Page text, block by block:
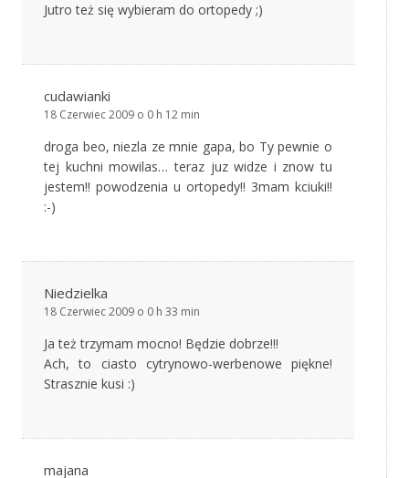
Jutro też się wybieram do ortopedy ;)
cudawianki
18 Czerwiec 2009 o 0 h 12 min
droga beo, niezla ze mnie gapa, bo Ty pewnie o
tej kuchni mowilas… teraz juz widze i znow tu
jestem!! powodzenia u ortopedy!! 3mam kciuki!!
:-)
Niedzielka
18 Czerwiec 2009 o 0 h 33 min
Ja też trzymam mocno! Będzie dobrze!!!
Ach, to ciasto cytrynowo-werbenowe piękne!
Strasznie kusi :)
majana